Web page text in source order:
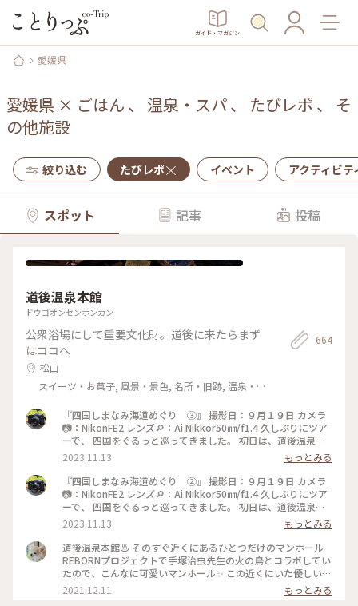
ガイド・マガジン
愛媛県
愛媛県 × ごはん 、 温泉・スパ、 たびレポ 、 そ
の他施設
絞り込む たびレポ イベント アクティビテ
スポット 記事 投稿
道後温泉本館
ドウゴオンセンホンカン
公衆浴場にして重要文化財。道後に来たらまず
はココへ
松山
スイーツ・お菓子, 風景・景色, 名所・旧跡, 温泉・ス
664
『四国しまなみ海道めぐり ③』 撮影日：９月１９日 カメラ
📷：NikonFE2 レンズ🔎：Ai Nikkor50㎜/f1.4 久しぶりにツア
ーで、 四国をぐるっと巡ってきました。 初日は、道後温泉に
宿泊です。 早めに到着したので、 夕飯前に散歩しました。 商
店街を抜けて、 駅前までやってきました。 商店街のアーケー
ドもアート作品が飾られていました。 見てみたかったからく
り時計‼️ 可愛かったです🥰 #秋さんぽ#私のことりっぷ旅#こと
りっぷ四国#道後温泉#からくり時計#フィルム#フィルムカメ
2023.11.13
もっとみる
『四国しまなみ海道めぐり ②』 撮影日：９月１９日 カメラ
📷：NikonFE2 レンズ🔎：Ai Nikkor50㎜/f1.4 久しぶりにツア
ーで、 四国をぐるっと巡ってきました。 初日は、道後温泉に
宿泊です。 早めに到着したので、 夕飯前に散歩しました。 道
後温泉は改装中で、 半分は幕で覆われていました。 その幕
が、アート作品になっていて、 すごく素敵でした✨✨ 夕食後、
実際に温泉に入りましたが、 中もレトロで素敵な空間でし
た。 温泉は、熱かったです。 飛鳥乃湯泉は、外観だけ。 中も
素敵だとは聞いていたのですが、 次回の楽しみにとっておき
ます😁 蜷川実花さんのアートが、 怪しい雰囲気で、カッコよ
2023.11.13
もっとみる
道後温泉本館♨️ そのすぐ近くにあるひとつだけのマンホール
REBORNプロジェクトで手塚治虫先生の火の鳥とコラボしてい
たので、こんなに可愛いマンホール✨ この近くにいた優しい警
備員のおじさんに次の目的地の道を教えてもらいましたよ。 #
私のことりっぷ #愛媛 #松山 #道後温泉 #マンホール#火の鳥
2021.12.11 もっとみる